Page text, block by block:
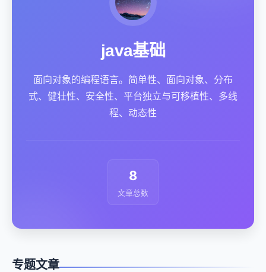
java基础
面向对象的编程语言。简单性、面向对象、分布
式、健壮性、安全性、平台独立与可移植性、多线
程、动态性
8
文章总数
专题文章